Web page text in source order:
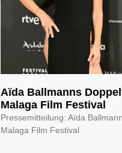
Aïda Ballmanns
Malaga Film Festival
Pressemitteilung: Aïda
Malaga Film Festival